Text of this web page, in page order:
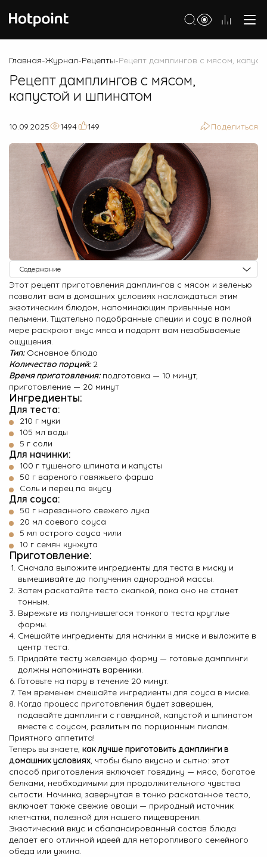
Морозильные камеры
Стиральные и сушильные машины
Посудомоечные машины
Варочные панели
Духовые шкафы
Кухонные плиты
Микроволновые печи
Малая бытовая техника
О Hotpoint
Технологии
Где купить
Журнал
Сервис
8 800 3333 887
Главная-Журнал-Рецепты-Рецепт дамплингов с мясом,
Рецепт дамплингов с мясом,
капустой и шпинатом
10.09.2025 1494 149 Поделиться
Содержание
Ингредиенты
Приготовление
Этот рецепт приготовления дамплингов с мясом и зеленью
позволит вам в домашних условиях наслаждаться этим
экзотическим блюдом, напоминающим привычные нам
пельмени. Тщательно подобранные специи и соус в полной
мере раскроют вкус мяса и подарят вам незабываемые
ощущения.
Тип: Основное блюдо
Количество порций:2
Время приготовления:подготовка — 10 минут,
приготовление — 20 минут
Ингредиенты:
Для теста:
210 г муки
105 мл воды
5 г соли
Для начинки:
100 г тушеного шпината и капусты
50 г вареного говяжьего фарша
Соль и перец по вкусу
Для соуса:
50 г нарезанного свежего лука
20 мл соевого соуса
5 мл острого соуса чили
10 г семян кунжута
Приготовление:
Сначала выложите ингредиенты для теста в миску и
вымешивайте до получения однородной массы.
Затем раскатайте тесто скалкой, пока оно не станет
тонным.
Вырежьте из получившегося тонкого теста круглые
формы.
Смешайте ингредиенты для начинки в миске и выложите в
центр теста.
Придайте тесту желаемую форму — готовые дамплинги
должны напоминать вареники.
Готовьте на пару в течение 20 минут.
Тем временем смешайте ингредиенты для соуса в миске.
Когда процесс приготовления будет завершен,
подавайте дамплинги с говядиной, капустой и шпинатом
вместе с соусом, разлитым по порционным пиалам.
Приятного аппетита!
Теперь вы знаете, как лучше приготовить дамплинги в
домашних условиях , чтобы было вкусно и сытно: этот
способ приготовления включает говядину — мясо, богатое
белками, необходимыми для продолжительного чувства
сытости. Начинка, завернутая в тонко раскатанное тесто,
включает также свежие овощи — природный источник
клетчатки, полезной для нашего пищеварения.
Экзотический вкус и сбалансированный состав блюда
делает его отличной идеей для неторопливого семейного
обеда или ужина.